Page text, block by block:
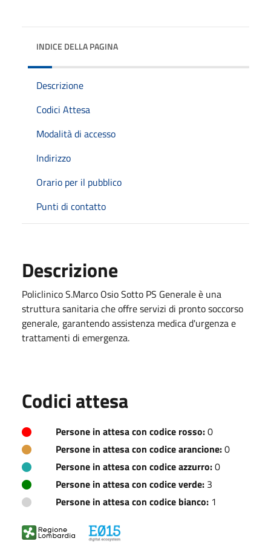
INDICE DELLA PAGINA
Descrizione
Codici Attesa
Modalità di accesso
Indirizzo
Orario per il pubblico
Punti di contatto
Descrizione
Policlinico S.Marco Osio Sotto PS Generale è una
struttura sanitaria che offre servizi di pronto soccorso
generale, garantendo assistenza medica d'urgenza e
trattamenti di emergenza.
Codici attesa
Persone in attesa con codice rosso:0
Persone in attesa con codice arancione:0
Persone in attesa con codice azzurro:0
Persone in attesa con codice verde: 3
Persone in attesa con codice bianco: 1